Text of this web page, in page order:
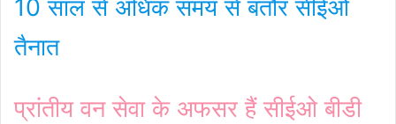
10 साल से अधिक समय से बतौर सीईओ
तैनात
प्रांतीय वन सेवा के अफसर हैं सीईओ बीडी